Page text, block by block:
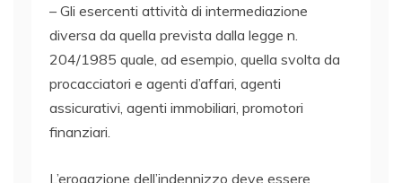
– Gli esercenti attività di intermediazione
diversa da quella prevista dalla legge n.
204/1985 quale, ad esempio, quella svolta da
procacciatori e agenti d’affari, agenti
assicurativi, agenti immobiliari, promotori
finanziari.
L’erogazione dell’indennizzo deve essere